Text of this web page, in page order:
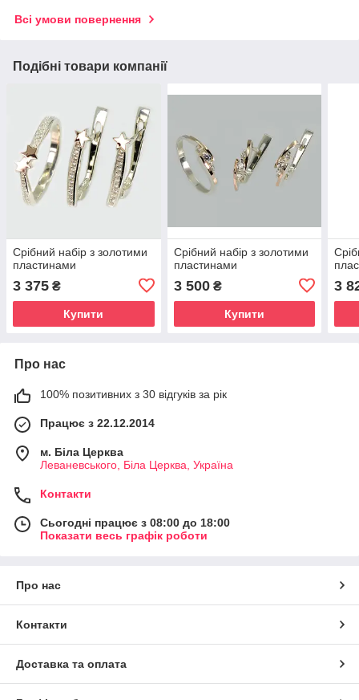
Всі умови повернення
Подібні товари компанії
Срібний набір з золотими
пластинами
3 375 ₴
Купити
Срібний набір з золотими
пластинами
3 500₴
Купити
3
Про нас
100% позитивних з 30 відгуків за рік
Працює з 22.12.2014
м. Біла Церква
Леваневського, Біла Церква, Україна
Контакти
Сьогодні працює з 08:00 до 18:00
Показати весь графік роботи
Про нас
Контакти
Доставка та оплата